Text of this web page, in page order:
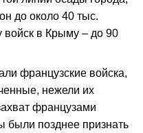
до около 40 тыс.
войск в Крыму – до 90
французские войска,
нежели их
французами
были позднее признать